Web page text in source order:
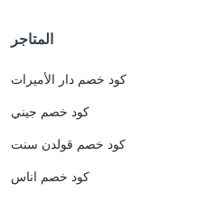
المتاجر
كود خصم دار الأميرات
كود خصم جيني
كود خصم قولدن سنت
كود خصم اناس